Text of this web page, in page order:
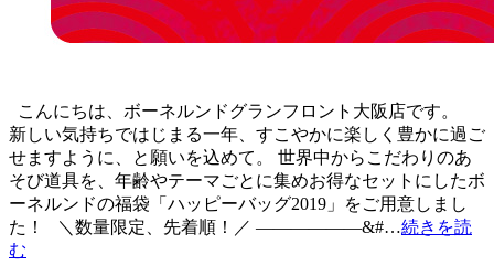
こんにちは、ボーネルンドグランフロント大阪店です。
新しい気持ちではじまる一年、すこやかに楽しく豊かに過ご
せますように、と願いを込めて。 世界中からこだわりのあ
そび道具を、年齢やテーマごとに集めお得なセットにしたボ
ーネルンドの福袋「ハッピーバッグ2019」をご用意しまし
た！ ＼数量限定、先着順！／ ——————&#…続きを読
む